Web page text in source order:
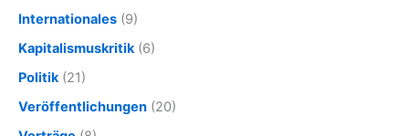
h
:
Internationales (9)
Kapitalismuskritik(6)
Politik(21)
Veröffentlichungen (20)